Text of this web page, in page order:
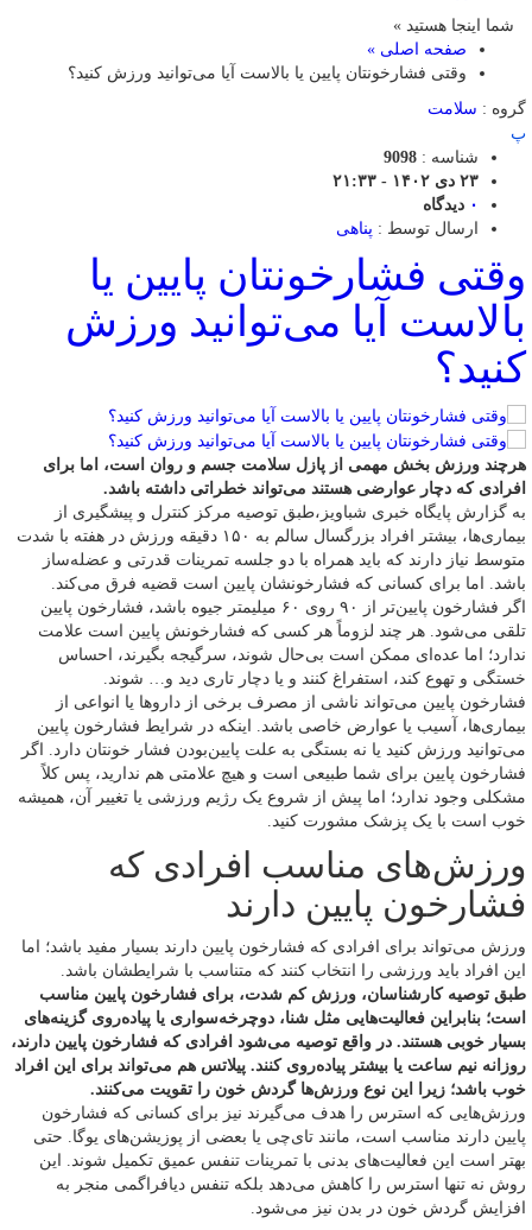
شما اینجا هستید »
صفحه اصلی »
وقتی فشارخونتان پایین یا بالاست آیا می‌توانید ورزش کنید؟
گروه : سلامت
پ
شناسه : 9098
۲۳ دی ۱۴۰۲ - ۲۱:۳۳
۰ دیدگاه
ارسال توسط : پناهی
وقتی فشارخونتان پایین یا
بالاست آیا می‌توانید ورزش
کنید؟
هرچند ورزش بخش مهمی از پازل سلامت جسم و روان است، اما برای
افرادی که دچار عوارضی هستند می‌تواند خطراتی داشته باشد.
به گزارش پایگاه خبری شباویز،طبق توصیه مرکز کنترل و پیشگیری از
بیماری‌ها، بیشتر افراد بزرگسال سالم به ۱۵۰ دقیقه ورزش در هفته با شدت
متوسط نیاز دارند که باید همراه با دو جلسه تمرینات قدرتی و عضله‌ساز
باشد. اما برای کسانی که فشارخونشان پایین است قضیه فرق می‌کند.
اگر فشارخون پایین‌تر از ۹۰ روی ۶۰ میلیمتر جیوه باشد، فشارخون پایین
تلقی می‌شود. هر چند لزوماً هر کسی که فشارخونش پایین است علامت
ندارد؛ اما عده‌ای ممکن است بی‌حال شوند، سرگیجه بگیرند، احساس
خستگی و تهوع کند، استفراغ کنند و یا دچار تاری دید و… شوند.
فشارخون پایین می‌تواند ناشی از مصرف برخی از داروها یا انواعی از
بیماری‌ها، آسیب یا عوارض خاصی باشد. اینکه در شرایط فشارخون پایین
می‌توانید ورزش کنید یا نه بستگی به علت پایین‌بودن فشار خونتان دارد. اگر
فشارخون پایین برای شما طبیعی است و هیچ علامتی هم ندارید، پس کلاً
مشکلی وجود ندارد؛ اما پیش از شروع یک رژیم ورزشی یا تغییر آن، همیشه
خوب است با یک پزشک مشورت کنید.
ورزش‌های مناسب افرادی که
فشارخون پایین دارند
ورزش می‌تواند برای افرادی که فشارخون پایین دارند بسیار مفید باشد؛ اما
این افراد باید ورزشی را انتخاب کنند که متناسب با شرایطشان باشد.
طبق توصیه کارشناسان، ورزش کم شدت، برای فشارخون پایین مناسب
است؛ بنابراین فعالیت‌هایی مثل شنا، دوچرخه‌سواری یا پیاده‌روی گزینه‌های
بسیار خوبی هستند. در واقع توصیه می‌شود افرادی که فشارخون پایین دارند،
روزانه نیم ساعت یا بیشتر پیاده‌روی کنند. پیلاتس هم می‌تواند برای این افراد
خوب باشد؛ زیرا این نوع ورزش‌ها گردش خون را تقویت می‌کنند.
ورزش‌هایی که استرس را هدف می‌گیرند نیز برای کسانی که فشارخون
پایین دارند مناسب است، مانند تای‌چی یا بعضی از پوزیشن‌های یوگا. حتی
بهتر است این فعالیت‌های بدنی با تمرینات تنفس عمیق تکمیل شوند. این
روش نه تنها استرس را کاهش می‌دهد بلکه تنفس دیافراگمی منجر به
افزایش گردش خون در بدن نیز می‌شود.